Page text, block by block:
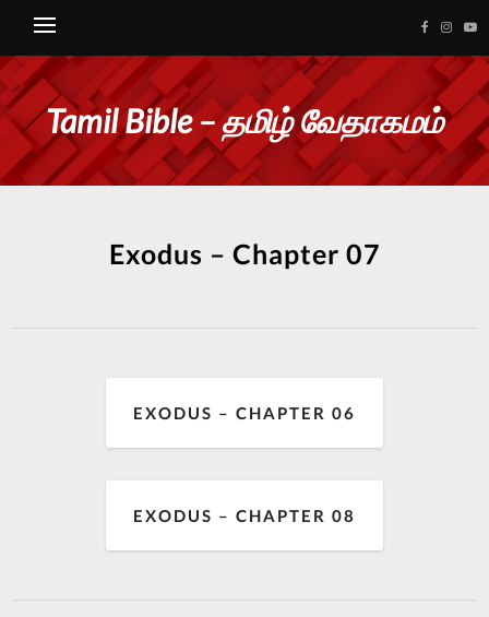
Tamil Bible – தமிழ் வேதாகமம்
Exodus – Chapter 07
EXODUS – CHAPTER 06
EXODUS – CHAPTER 08